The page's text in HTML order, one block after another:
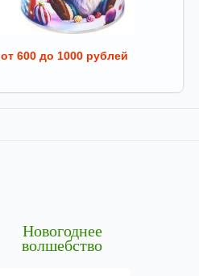
от 600 до 1000 рублей
Новогоднее
волшебство